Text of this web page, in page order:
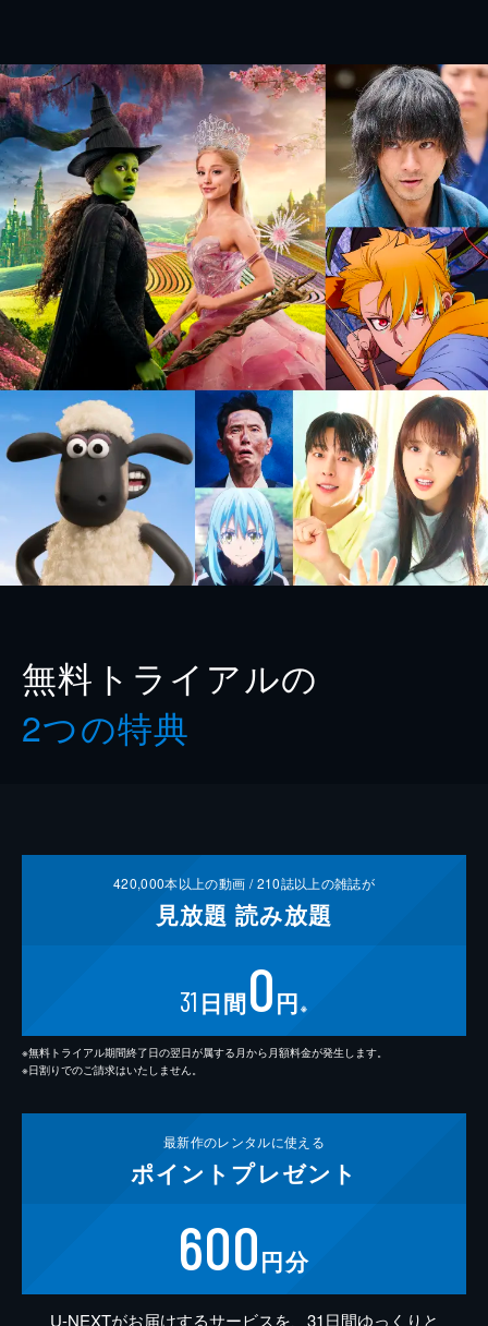
無料トライアルの
2つの特典
420,000本以上の動画 /210誌以上の雑誌が
見放題 読み放題
31 日間0円 ※
※無料トライアル期間終了日の翌日が属する月から月額料金が発生します。
※日割りでのご請求はいたしません。
最新作のレンタルに使える
ポイント プレゼント
600円分
U-NEXTがお届けするサービスを、31日間ゆっくりと